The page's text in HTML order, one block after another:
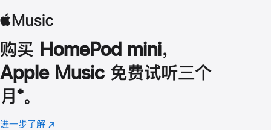
购买 HomePod mini，
Apple Music 免费试听三个
月 脚
注
⁺。
进一步了解 Apple
(在